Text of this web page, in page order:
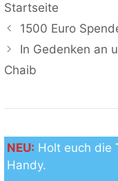
Startseite
1500 Euro
In Gedenken an
Chaib
NEU: Holt euch die
Handy.